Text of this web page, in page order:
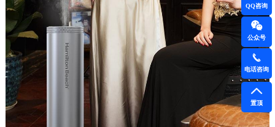
QQ咨询
公众号
电话咨询
置顶